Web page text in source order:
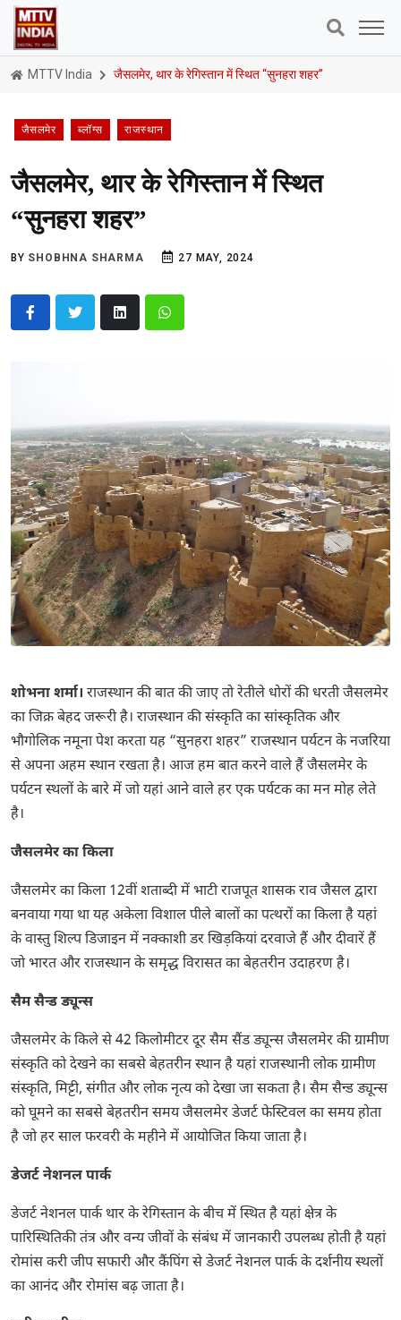
MTTV India जैसलमेर, थार के रेगिस्तान में स्थित “सुनहरा शहर”
जैसलमेर ब्लॉग्स राजस्थान
जैसलमेर, थार के रेगिस्तान में स्थित
“सुनहरा शहर”
BY SHOBHNA SHARMA 27 MAY, 2024
शोभना शर्मा। राजस्थान की बात की जाए तो रेतीले धोरों की धरती जैसलमेर
का जिक्र बेहद जरूरी है। राजस्थान की संस्कृति का सांस्कृतिक और
भौगोलिक नमूना पेश करता यह “सुनहरा शहर” राजस्थान पर्यटन के नजरिया
से अपना अहम स्थान रखता है। आज हम बात करने वाले हैं जैसलमेर के
पर्यटन स्थलों के बारे में जो यहां आने वाले हर एक पर्यटक का मन मोह लेते
है।
जैसलमेर का किला
जैसलमेर का किला 12वीं शताब्दी में भाटी राजपूत शासक राव जैसल द्वारा
बनवाया गया था यह अकेला विशाल पीले बालों का पत्थरों का किला है यहां
के वास्तु शिल्प डिजाइन में नक्काशी डर खिड़कियां दरवाजे हैं और दीवारें हैं
जो भारत और राजस्थान के समृद्ध विरासत का बेहतरीन उदाहरण है।
सैम सैन्ड ड्यून्स
जैसलमेर के किले से 42 किलोमीटर दूर सैम सैंड ड्यून्स जैसलमेर की ग्रामीण
संस्कृति को देखने का सबसे बेहतरीन स्थान है यहां राजस्थानी लोक ग्रामीण
संस्कृति, मिट्टी, संगीत और लोक नृत्य को देखा जा सकता है। सैम सैन्ड ड्यून्स
को घूमने का सबसे बेहतरीन समय जैसलमेर डेजर्ट फेस्टिवल का समय होता
है जो हर साल फरवरी के महीने में आयोजित किया जाता है।
डेजर्ट नेशनल पार्क
डेजर्ट नेशनल पार्क थार के रेगिस्तान के बीच में स्थित है यहां क्षेत्र के
पारिस्थितिकी तंत्र और वन्य जीवों के संबंध में जानकारी उपलब्ध होती है यहां
रोमांस करी जीप सफारी और कैंपिंग से डेजर्ट नेशनल पार्क के दर्शनीय स्थलों
का आनंद और रोमांस बढ़ जाता है।